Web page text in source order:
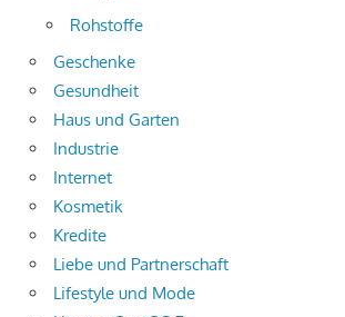
Rohstoffe
Geschenke
Gesundheit
Haus und Garten
Industrie
Internet
Kosmetik
Kredite
Liebe und Partnerschaft
Lifestyle und Mode